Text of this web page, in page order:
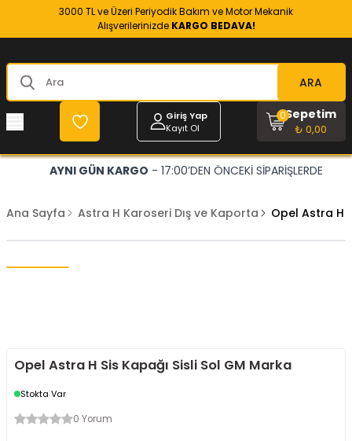
3000 TL ve Üzeri Periyodik Bakım ve Motor Mekanik
Alışverilerinizde KARGO BEDAVA!
ARA
Giriş Yap
Kayıt Ol
Sepetim
₺ 0,00
0
AYNI GÜN KARGO - 17:00’DEN ÖNCEKİ SİPARİŞLERDE
Ana Sayfa Astra H Karoseri Dış ve Kaporta Opel Astra H
Opel Astra H Sis Kapağı Sisli Sol GM Marka
Stokta Var
0 Yorum